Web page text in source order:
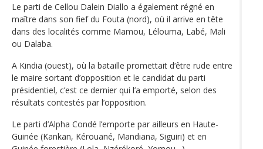
Le parti de Cellou Dalein Diallo a également régné en
maître dans son fief du Fouta (nord), où il arrive en tête
dans des localités comme Mamou, Lélouma, Labé, Mali
ou Dalaba.
A Kindia (ouest), où la bataille promettait d‘être rude entre
le maire sortant d’opposition et le candidat du parti
présidentiel, c’est ce dernier qui l’a emporté, selon des
résultats contestés par l’opposition.
Le parti d’Alpha Condé l’emporte par ailleurs en Haute-
Guinée (Kankan, Kérouané, Mandiana, Siguiri) et en